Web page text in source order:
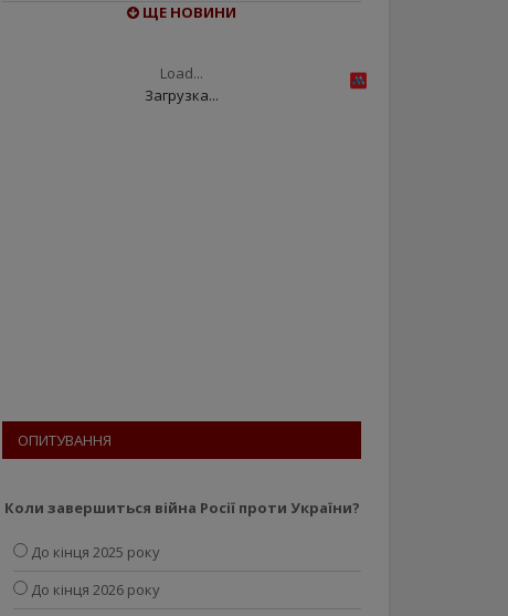
ЩЕ НОВИНИ
Load...
Загрузка...
ОПИТУВАННЯ
Коли завершиться війна Росії проти України?
До кінця 2025 року
До кінця 2026 року